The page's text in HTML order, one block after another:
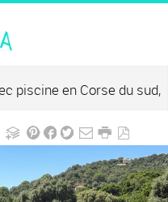
piscine en Corse du sud,